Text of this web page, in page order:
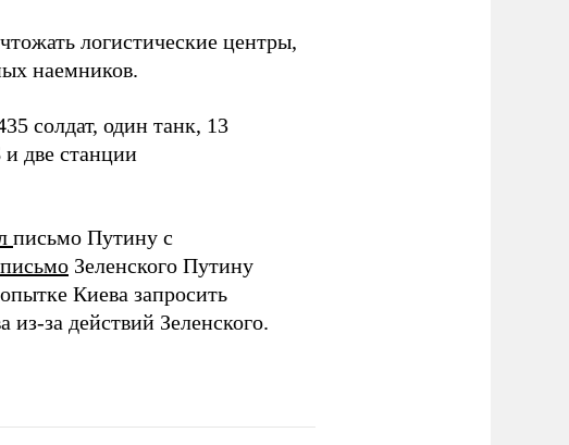
логистические центры,
наемников.
солдат, один танк, 13
две станции
письмо Путину с
Зеленского Путину
Киева запросить
из-за действий Зеленского.